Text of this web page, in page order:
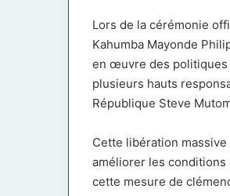
Lors de la cérémonie
Kahumba Mayonde
en œuvre des politiques
plusieurs hauts
République Steve
Cette libération
améliorer les
cette mesure de